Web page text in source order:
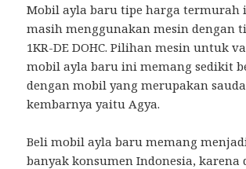
Mobil ayla baru tipe harga termurah
masih menggunakan mesin dengan
1KR-DE DOHC. Pilihan mesin untuk
mobil ayla baru ini memang sedikit
dengan mobil yang merupakan
kembarnya yaitu Agya.
Beli mobil ayla baru memang
banyak konsumen Indonesia, karena